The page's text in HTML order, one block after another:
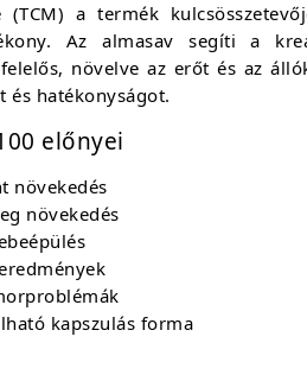
(TCM) a termék
Az almasav segíti a
növelve az erőt és az
és hatékonyságot.
előnyei
növekedés
növekedés
kapszulás forma